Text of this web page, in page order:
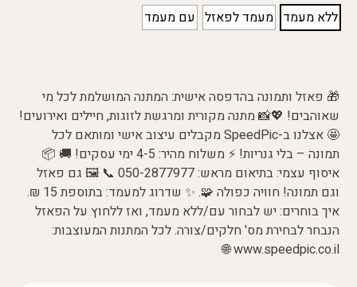
ללא מעמד מעמד לפאזל עם מעמד
🎁 פאזל ותמונה בהדפסה אישית: המתנה המושלמת לכל מי
שאוהבים! 💖📸 מתנה מקורית ומרגשת לזוגות, חיילים ואירועים!
🤩 אצלנו ב-SpeedPic מקבלים עיצוב אישי ומותאם לכל
תמונה – בלי גנריות! ⚡ משלוח מהיר: 4-5 ימי עסקים! 🚚 📦
איסוף עצמי: בתיאום מראש: 050-2877977 📞 🖼️ גם פאזל
וגם תמונה! חוויה כפולה 🧩. ✨ שדרוג למעמד: בתוספת 15 ₪.
איך בוחרים: יש לבחור עם/ללא מעמד, ואז ללחוץ על הפאזל
הנבחר לבחירת מס' חלקים/צורה. לכל המתנות המעוצבות:
www.speedpic.co.il 🌐